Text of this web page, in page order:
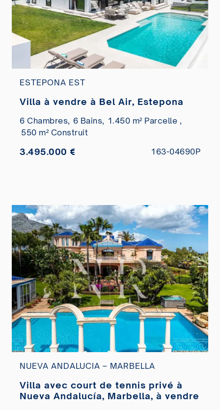
ESTEPONA EST
Villa à vendre à Bel Air, Estepona
6 Chambres, 6 Bains, 1.450 m² Parcelle ,
550 m² Construit
3.495.000 € 163-04690P
NUEVA ANDALUCIA – MARBELLA
Villa avec court de tennis privé à
Nueva Andalucía, Marbella, à vendre